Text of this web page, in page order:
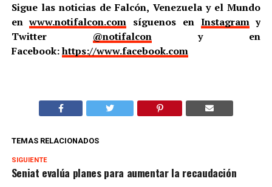
Sigue las noticias de Falcón, Venezuela y el Mundo
enwww.notifalcon.com síguenos en Instagramy
Twitter @notifalcony en
Facebook:https://www.facebook.com
TEMAS RELACIONADOS
SIGUIENTE
Seniat evalúa planes para aumentar la recaudación